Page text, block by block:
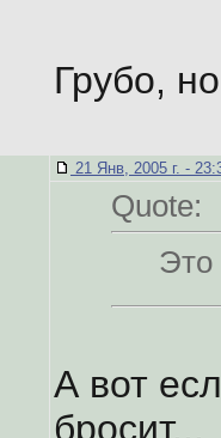
Грубо,
21 Янв, 2005 г. -
Quote:
Это
А вот
бросит...